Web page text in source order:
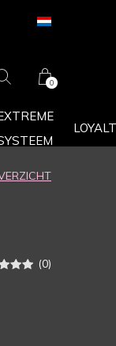
0
(0)